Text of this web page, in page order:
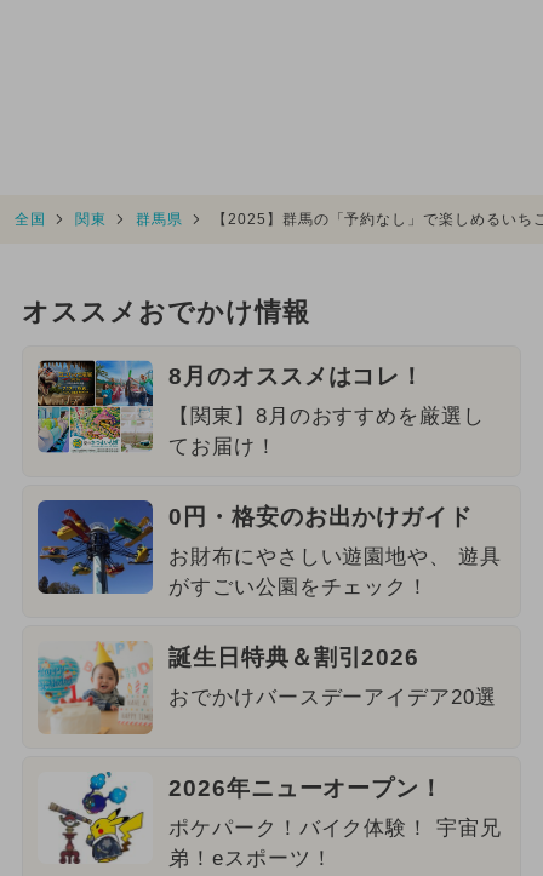
全国 関東 群馬県 【2025】群馬の「予約なし」で楽しめるい
オススメおでかけ情報
8月のオススメはコレ！
【関東】8月のおすすめを厳選し
てお届け！
0円・格安のお出かけガイド
お財布にやさしい遊園地や、 遊具
がすごい公園をチェック！
誕生日特典＆割引2026
おでかけバースデーアイデア20選
2026年ニューオープン！
ポケパーク！バイク体験！ 宇宙兄
弟！eスポーツ！